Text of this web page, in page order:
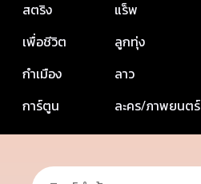
สตริง
แร็พ
เพื่อชีวิต
ลูกทุ่ง
กำเมือง
ลาว
การ์ตูน
ละคร/ภาพยนตร์